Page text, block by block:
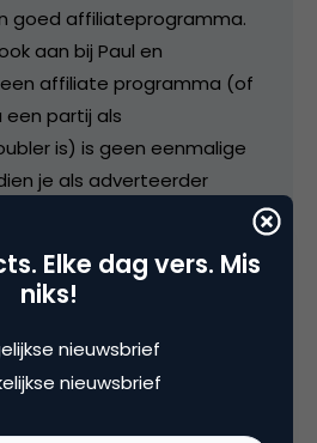
goed affiliateprogramma.
aan bij Paul en
affiliate programma (of
partij als
is) is geen eenmalige
je als adverteerder
en luister naar je
om 07:08
Elke dag vers. Mis
niks!
nieuwsbrief
nieuwsbrief